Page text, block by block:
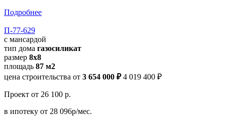
Подробнее
П-77-629
с мансардой
тип дома газосиликат
размер 8x8
площадь 87 м2
цена строительства от 3 654 000 ₽ 4 019 400 ₽
Проект от 26 100 р.
в ипотеку от 28 096р/мес.